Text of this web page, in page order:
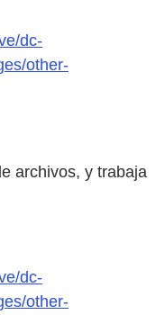
dc-
other-
archivos, y trabaja
dc-
other-